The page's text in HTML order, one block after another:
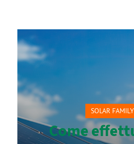
SOLAR FAMILY
Come